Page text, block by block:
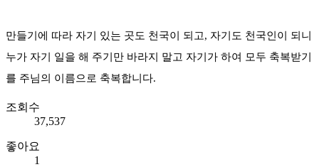
만들기에 따라 자기 있는 곳도 천국이 되고, 자기도 천국인이 되니
누가 자기 일을 해 주기만 바라지 말고 자기가 하여 모두 축복받기
를 주님의 이름으로 축복합니다.
조회수
37,537
좋아요
1